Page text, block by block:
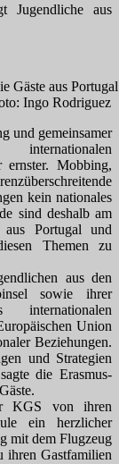
Jugendliche aus
aus
Ingo Rodriguez
und gemeinsamer
ernster. Mobbing,
kein nationales
sind deshalb am
Portugal und
Themen zu
aus den
sowie ihrer
Union
Beziehungen.
und Strategien
die Erasmus-
KGS von ihren
ein herzlicher
mit dem Flugzeug
ihren Gastfamilien